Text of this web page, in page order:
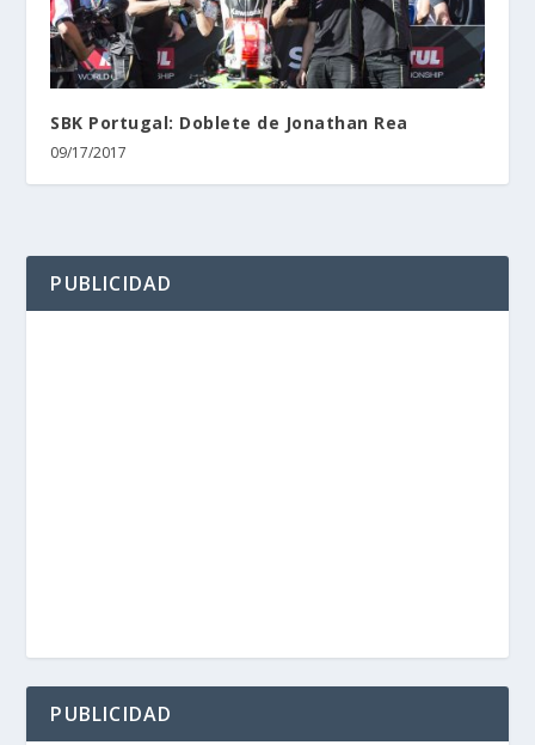
SBK Portugal: Doblete de Jonathan Rea
09/17/2017
PUBLICIDAD
PUBLICIDAD